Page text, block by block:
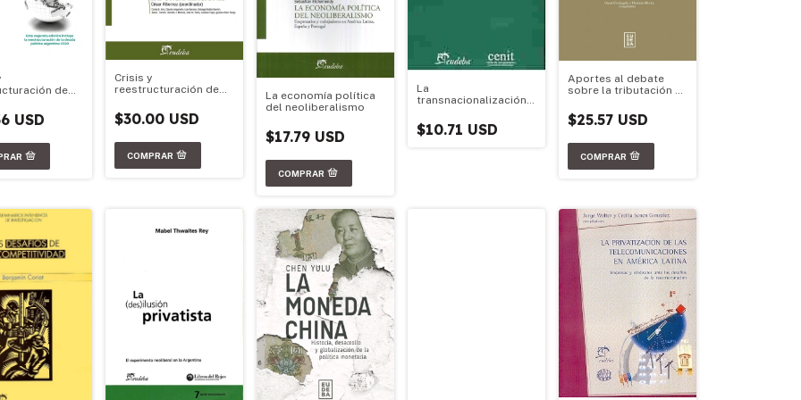
de
USD
Crisis y
reestructuración de
$30.00 USD
La economía política
del neoliberalismo
$17.79 USD
La
transnacionalización
argentina
$10.71 USD
Aportes al debate
sobre la tributación en
$25.57 USD